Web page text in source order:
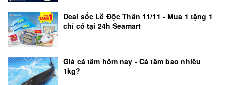
Deal sốc Lễ Độc Thân 11/11 - Mua 1 tặng 1
chỉ có tại 24h Seamart
Giá cá tầm hôm nay - Cá tầm bao nhiêu
1kg?